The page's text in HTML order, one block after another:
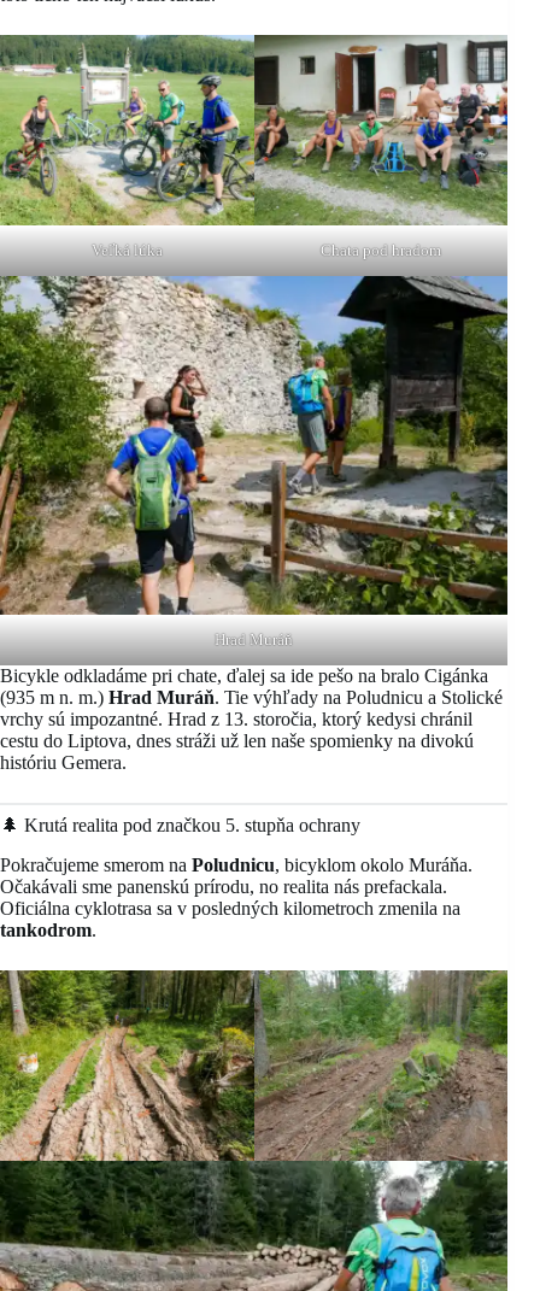
Veľká lúka Chata pod hradom
Hrad Muráň
Bicykle odkladáme pri chate, ďalej sa ide pešo na bralo Cigánka
(935 m n. m.) Hrad Muráň. Tie výhľady na Poludnicu a Stolické
vrchy sú impozantné. Hrad z 13. storočia, ktorý kedysi chránil
cestu do Liptova, dnes stráži už len naše spomienky na divokú
históriu Gemera.
🌲 Krutá realita pod značkou 5. stupňa ochrany
Pokračujeme smerom na Poludnicu, bicyklom okolo Muráňa.
Očakávali sme panenskú prírodu, no realita nás prefackala.
Oficiálna cyklotrasa sa v posledných kilometroch zmenila na
tankodrom.